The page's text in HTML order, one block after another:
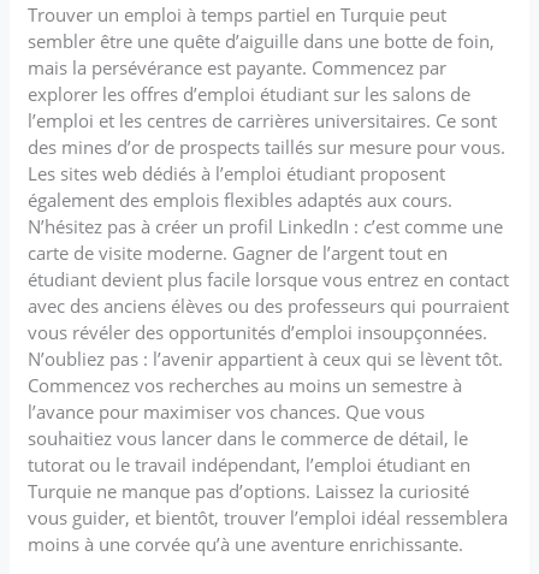
Trouver un emploi à temps partiel en Turquie peut
sembler être une quête d’aiguille dans une botte de foin,
mais la persévérance est payante. Commencez par
explorer les offres d’emploi étudiant sur les salons de
l’emploi et les centres de carrières universitaires. Ce sont
des mines d’or de prospects taillés sur mesure pour vous.
Les sites web dédiés à l’emploi étudiant proposent
également des emplois flexibles adaptés aux cours.
N’hésitez pas à créer un profil LinkedIn : c’est comme une
carte de visite moderne. Gagner de l’argent tout en
étudiant devient plus facile lorsque vous entrez en contact
avec des anciens élèves ou des professeurs qui pourraient
vous révéler des opportunités d’emploi insoupçonnées.
N’oubliez pas : l’avenir appartient à ceux qui se lèvent tôt.
Commencez vos recherches au moins un semestre à
l’avance pour maximiser vos chances. Que vous
souhaitiez vous lancer dans le commerce de détail, le
tutorat ou le travail indépendant, l’emploi étudiant en
Turquie ne manque pas d’options. Laissez la curiosité
vous guider, et bientôt, trouver l’emploi idéal ressemblera
moins à une corvée qu’à une aventure enrichissante.